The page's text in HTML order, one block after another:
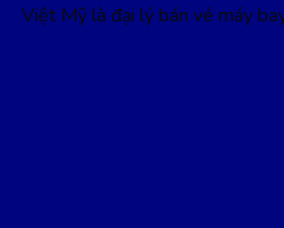
Việt Mỹ là đại lý bán vé máy